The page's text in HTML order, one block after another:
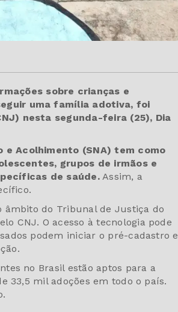
sobre crianças e
uma família adotiva, foi
nesta segunda-feira (25), Dia
e Acolhimento (SNA) tem como
grupos de irmãos e
de saúde.Assim, a
âmbito do Tribunal de Justiça do
CNJ. O acesso à tecnologia pode
podem iniciar o pré-cadastro e
no Brasil estão aptos para a
33,5 mil adoções em todo o país.